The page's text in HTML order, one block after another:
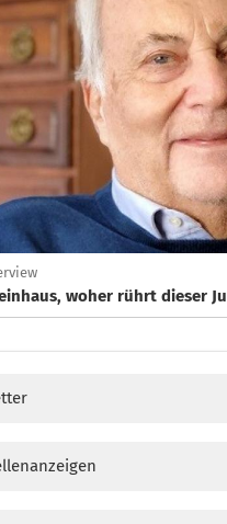
woher rührt dieser